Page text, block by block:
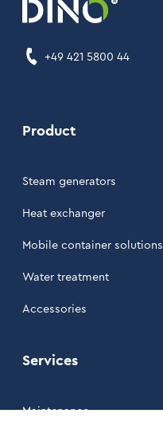
+49 421 5800 44
Product
Steam generators
Heat exchanger
Mobile container solutions
Water treatment
Accessories
Services
Maintenance